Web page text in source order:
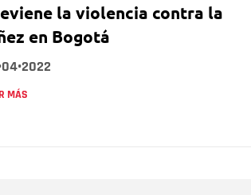
la violencia contra la
en Bogotá
MÁS